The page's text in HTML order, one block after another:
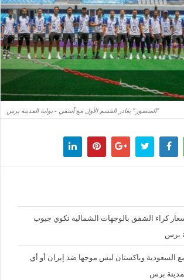
"المنصور" يغادر القسم الأول مع آسفي - بوابة المدينة برس
كراء الشقق بالوجهات الشمالية تكوي جيوب
برس
مع السعودية وباكستان ليس موجها ضد إيران أو أي
برس